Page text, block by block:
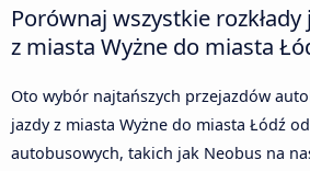
Porównaj wszystkie
z miasta Wyżne do miasta
Oto wybór najtańszych przejazdów
jazdy z miasta Wyżne do miasta Łódź
autobusowych, takich jak Neobus na